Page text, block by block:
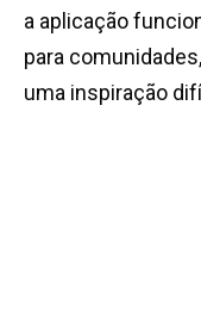
a aplicação
para
uma inspiração